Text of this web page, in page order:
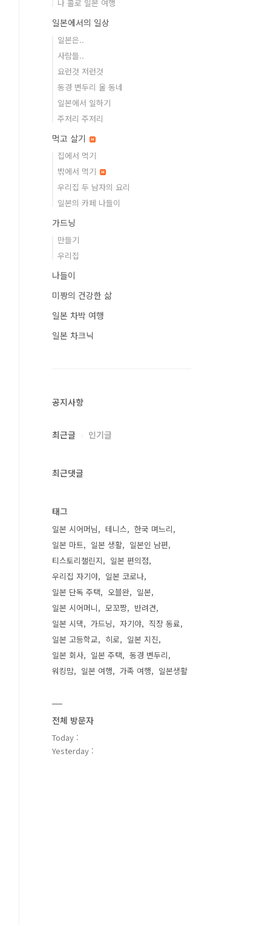
나 홀로 일본 여행
일본에서의 일상
일본은..
사람들..
요런것 저런것
동경 변두리 울 동네
일본에서 일하기
주저리 주저리
먹고 살기
집에서 먹기
밖에서 먹기
우리집 두 남자의 요리
일본의 카페 나들이
가드닝
만들기
우리집
나들이
미짱의 건강한 삶
일본 차박 여행
일본 차크닉
공지사항
최근글 인기글
최근댓글
태그
일본 시어머님 테니스
한국 며느리
일본 마트
일본 생활
일본인 남편
티스토리챌린지
일본 편의점
우리집 자기야
일본 코로나
일본 단독 주택
오블완
일본
일본 시어머니
모꼬짱
반려견
일본 시댁
가드닝 자기야
직장 동료
일본 고등학교
히로
일본 지진
일본 회사
일본 주택
동경 변두리
워킹맘
일본 여행 가족 여행 일본생활
전체 방문자
Today :
Yesterday :